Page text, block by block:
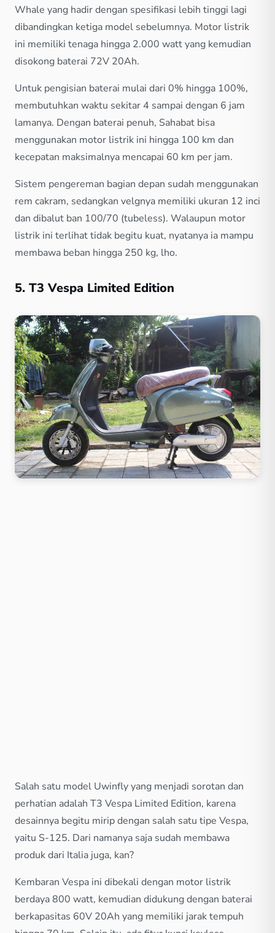
Whale yang hadir dengan spesifikasi lebih tinggi lagi
dibandingkan ketiga model sebelumnya. Motor listrik
ini memiliki tenaga hingga 2.000 watt yang kemudian
disokong baterai 72V 20Ah.
Untuk pengisian baterai mulai dari 0% hingga 100%,
membutuhkan waktu sekitar 4 sampai dengan 6 jam
lamanya. Dengan baterai penuh, Sahabat bisa
menggunakan motor listrik ini hingga 100 km dan
kecepatan maksimalnya mencapai 60 km per jam.
Sistem pengereman bagian depan sudah menggunakan
rem cakram, sedangkan velgnya memiliki ukuran 12 inci
dan dibalut ban 100/70 (tubeless). Walaupun motor
listrik ini terlihat tidak begitu kuat, nyatanya ia mampu
membawa beban hingga 250 kg, lho.
5. T3 Vespa Limited Edition
Salah satu model Uwinfly yang menjadi sorotan dan
perhatian adalah T3 Vespa Limited Edition, karena
desainnya begitu mirip dengan salah satu tipe Vespa,
yaitu S-125. Dari namanya saja sudah membawa
produk dari Italia juga, kan?
Kembaran Vespa ini dibekali dengan motor listrik
berdaya 800 watt, kemudian didukung dengan baterai
berkapasitas 60V 20Ah yang memiliki jarak tempuh